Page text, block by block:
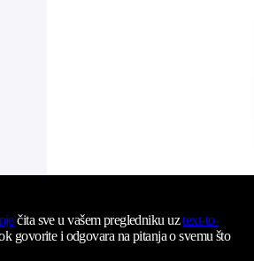
čita sve u vašem pregledniku uztext-to-
govorite i odgovara na pitanja o svemu što